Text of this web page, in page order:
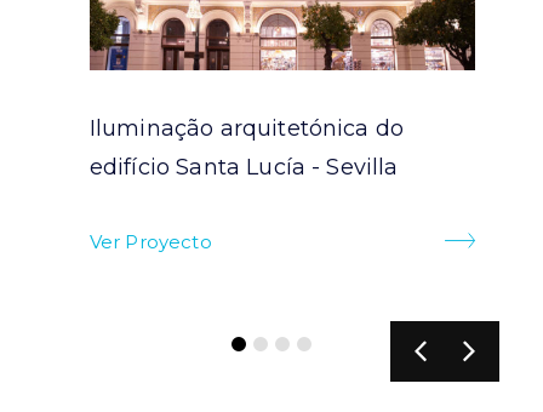
Iluminação arquitetónica do
edifício Santa Lucía - Sevilla
Ver Proyecto